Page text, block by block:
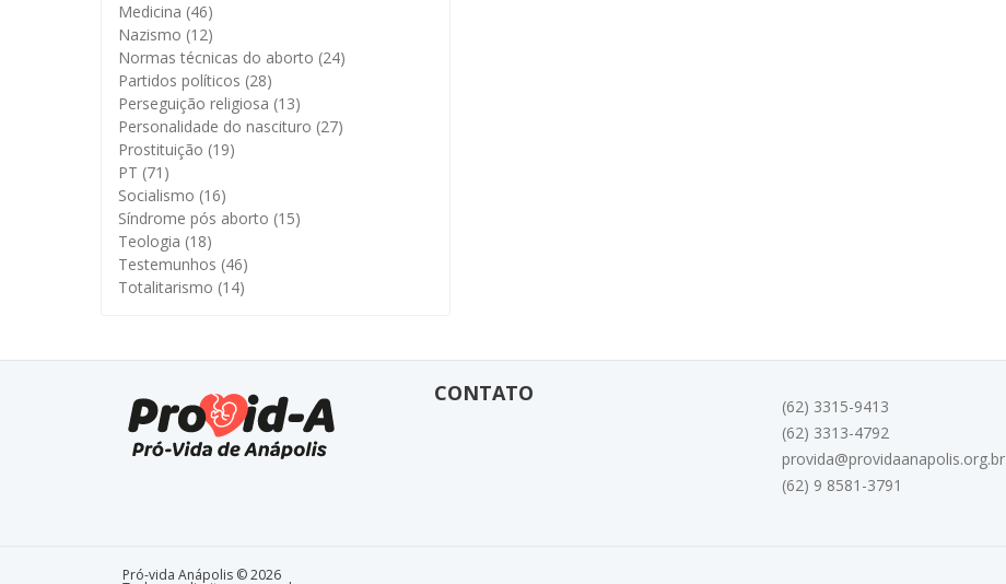
Medicina (46)
Nazismo (12)
Normas técnicas do aborto (24)
Partidos políticos (28)
Perseguição religiosa (13)
Personalidade do nascituro (27)
Prostituição (19)
PT (71)
Socialismo (16)
Síndrome pós aborto (15)
Teologia (18)
Testemunhos (46)
Totalitarismo (14)
CONTATO
(62) 3315-9413
(62) 3313-4792
provida@providaanapolis.org.br
(62) 9 8581-3791
Pró-vida Anápolis © 2026